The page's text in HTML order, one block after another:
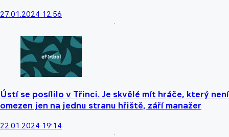
27.01.2024 12:56
Ústí se posílilo v Třinci. Je skvělé mít hráče, který není
omezen jen na jednu stranu hřiště, září manažer
22.01.2024 19:14